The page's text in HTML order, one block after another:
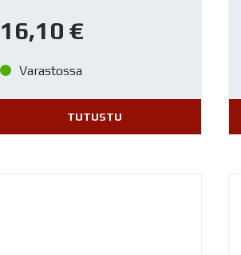
16,10 €
Varastossa
TUTUSTU